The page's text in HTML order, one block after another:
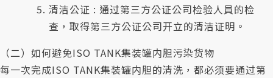
清洁公证 : 通过第三方公证公司检验人員的检
查，取得第三方公证公司开立的清洁证明。
（二）如何避免ISO TANK集装罐内胆污染货物
每一次完成ISO TANK集装罐内胆的清洗，都必须要通过第